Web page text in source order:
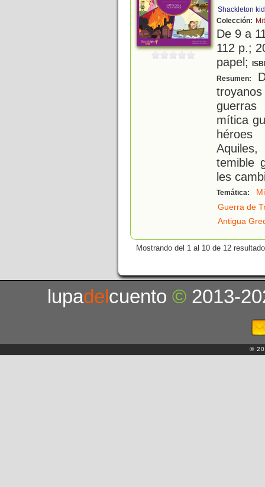
Shackleton
Colección:
De 9 a
112 p.;
papel;
Resumen:
mítica
héroes
temible
les
Temática:
Guerra de
Antigua
Mostrando del 1 al 10 de 12
lupadelcuento© 2013-
©